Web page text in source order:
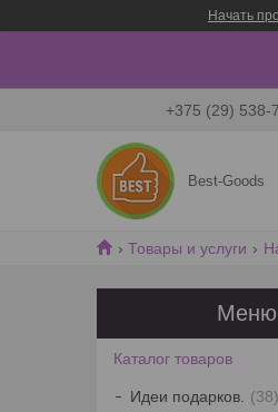
Начать
+375 (29) 538-
Best-Goods
Товары и услуги
Каталог товаров
Идеи подарков. 38